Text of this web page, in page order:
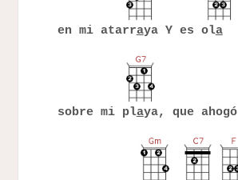
en mi atarraya Y es ola
sobre mi playa, que ahogó